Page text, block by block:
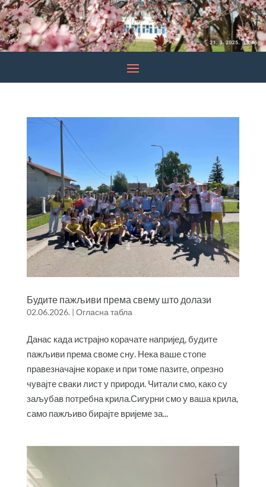
Будите пажљиви према свему што долази
02.06.2026. | Огласна табла
Данас када истрајно корачате напријед, будите
пажљиви према своме сну. Нека ваше стопе
правезначајне кораке и при томе пазите, опрезно
чувајте сваки лист у природи. Читали смо, како су
заљубав потребна крила.Сигурни смо у ваша крила,
само пажљиво бирајте вријеме за...